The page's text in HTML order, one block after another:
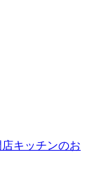
キッチンのお